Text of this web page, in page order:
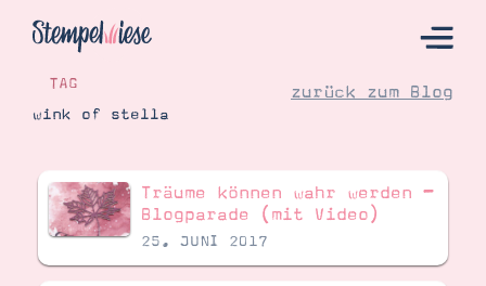
Hier Starten
Katalog
Bestellen
TAG
wink of stella
zurück zum Blog
Träume können wahr werden –
Blogparade (mit Video)
25. JUNI 2017